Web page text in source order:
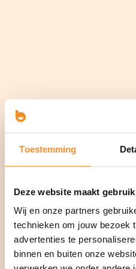
Toestemming
Deze website maakt
Wij en onze partners
technieken om jouw bezoek
advertenties te
binnen en buiten onze